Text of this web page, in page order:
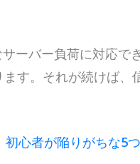
ーバー負荷に対応で
す。それが続けば、
心者が陥りがちな5